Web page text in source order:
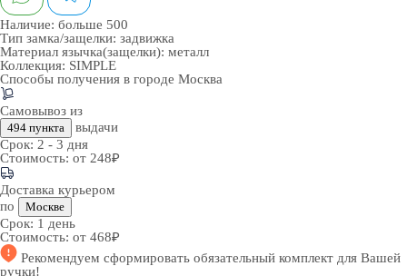
Наличие: больше 500
Тип замка/защелки: задвижка
Материал язычка(защелки): металл
Коллекция: SIMPLE
Способы получения в городе Москва
Самовывоз из
494 пункта
выдачи
Срок: 2 - 3 дня
Стоимость: от 248₽
Доставка курьером
по
Москве
Срок: 1 день
Стоимость: от 468₽
Рекомендуем сформировать обязательный комплект для Вашей
ручки!